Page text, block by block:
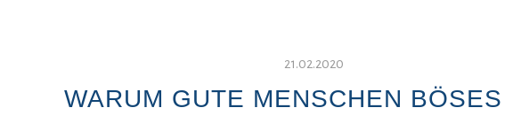
21.02.2020
WARUM GUTE MENSCHEN